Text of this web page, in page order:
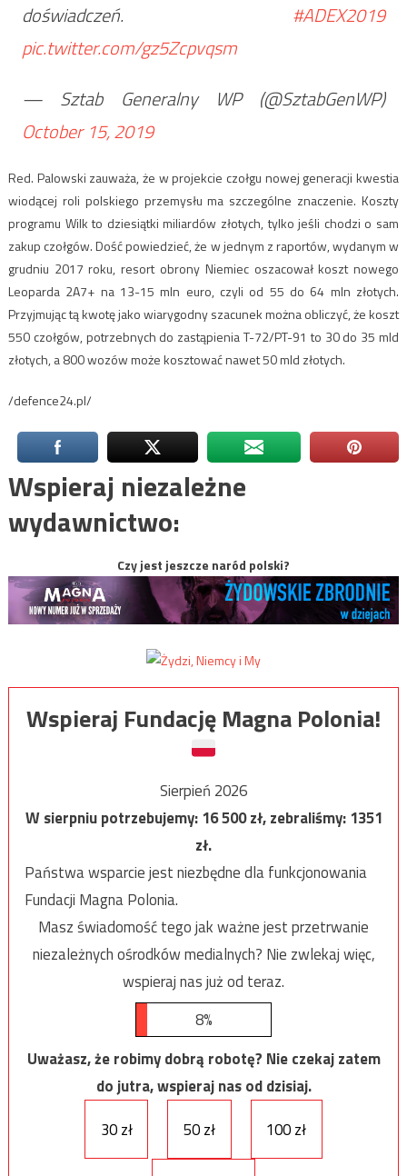
doświadczeń. #ADEX2019
pic.twitter.com/gz5Zcpvqsm
— Sztab Generalny WP (@SztabGenWP)
October 15, 2019
Red. Palowski zauważa, że w projekcie czołgu nowej generacji kwestia
wiodącej roli polskiego przemysłu ma szczególne znaczenie. Koszty
programu Wilk to dziesiątki miliardów złotych, tylko jeśli chodzi o sam
zakup czołgów. Dość powiedzieć, że w jednym z raportów, wydanym w
grudniu 2017 roku, resort obrony Niemiec oszacował koszt nowego
Leoparda 2A7+ na 13-15 mln euro, czyli od 55 do 64 mln złotych.
Przyjmując tą kwotę jako wiarygodny szacunek można obliczyć, że koszt
550 czołgów, potrzebnych do zastąpienia T-72/PT-91 to 30 do 35 mld
złotych, a 800 wozów może kosztować nawet 50 mld złotych.
/defence24.pl/
Wspieraj niezależne
wydawnictwo:
Czy jest jeszcze naród polski?
Wspieraj Fundację Magna Polonia!
Sierpień 2026
W sierpniu potrzebujemy:16 500zł, zebraliśmy:1351
zł.
Państwa wsparcie jest niezbędne dla funkcjonowania
Fundacji Magna Polonia.
Masz świadomość tego jak ważne jest przetrwanie
niezależnych ośrodków medialnych? Nie zwlekaj więc,
wspieraj nas już od teraz.
8%
Uważasz, że robimy dobrą robotę? Nie czekaj zatem
do jutra, wspieraj nas od dzisiaj.
30 zł
50 zł 100 zł